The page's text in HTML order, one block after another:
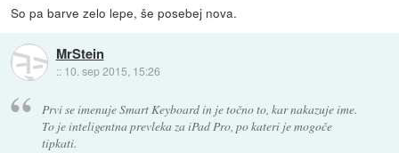
So pa barve zelo lepe, še posebej nova.
MrStein
:: 10. sep 2015, 15:26
Prvi se imenuje Smart Keyboard in je točno to, kar nakazuje ime.
To je inteligentna prevleka za iPad Pro, po kateri je mogoče
tipkati.